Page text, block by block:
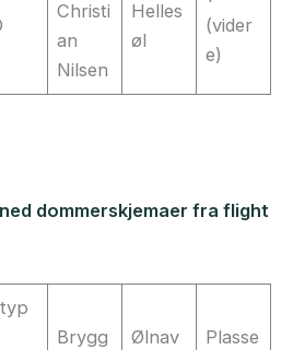
Christi
an
Nilsen
Helles
øl
(vider
e)
dommerskjemaer fra flight
Brygg
Ølnav
Plasse